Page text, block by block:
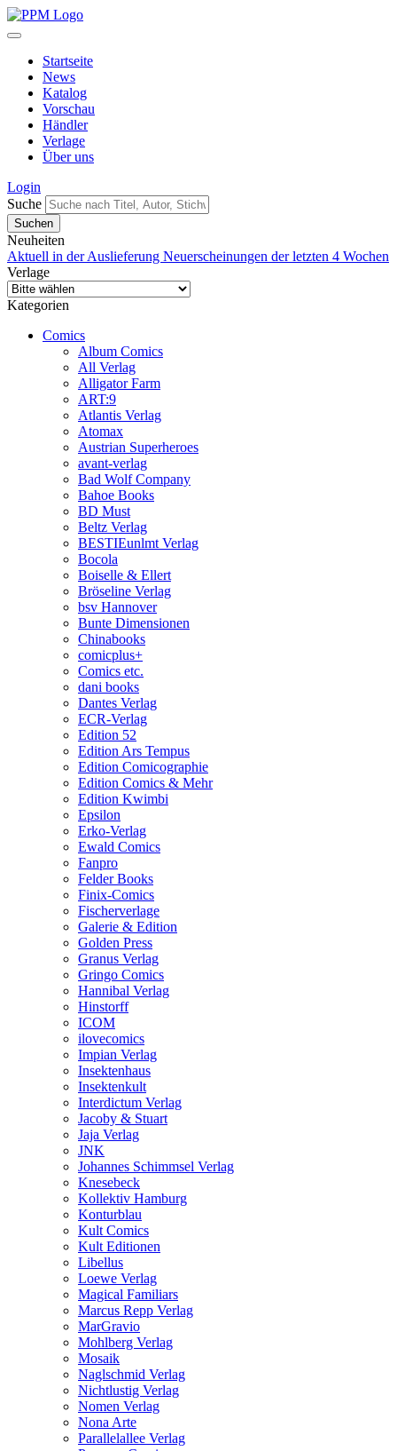
Startseite
News
Katalog
Vorschau
Händler
Verlage
Über uns
Login
Suche
Neuheiten
Aktuell in der Auslieferung Neuerscheinungen der letzten 4 Wochen
Verlage
Kategorien
Comics
Album Comics
All Verlag
Alligator Farm
ART:9
Atlantis Verlag
Atomax
Austrian Superheroes
avant-verlag
Bad Wolf Company
Bahoe Books
BD Must
Beltz Verlag
BESTIEunlmt Verlag
Bocola
Boiselle & Ellert
Bröseline Verlag
bsv Hannover
Bunte Dimensionen
Chinabooks
comicplus+
Comics etc.
dani books
Dantes Verlag
ECR-Verlag
Edition 52
Edition Ars Tempus
Edition Comicographie
Edition Comics & Mehr
Edition Kwimbi
Epsilon
Erko-Verlag
Ewald Comics
Fanpro
Felder Books
Finix-Comics
Fischerverlage
Galerie & Edition
Golden Press
Granus Verlag
Gringo Comics
Hannibal Verlag
Hinstorff
ICOM
ilovecomics
Impian Verlag
Insektenhaus
Insektenkult
Interdictum Verlag
Jacoby & Stuart
Jaja Verlag
JNK
Johannes Schimmsel Verlag
Knesebeck
Kollektiv Hamburg
Konturblau
Kult Comics
Kult Editionen
Libellus
Loewe Verlag
Magical Familiars
Marcus Repp Verlag
MarGravio
Mohlberg Verlag
Mosaik
Naglschmid Verlag
Nichtlustig Verlag
Nomen Verlag
Nona Arte
Parallelallee Verlag